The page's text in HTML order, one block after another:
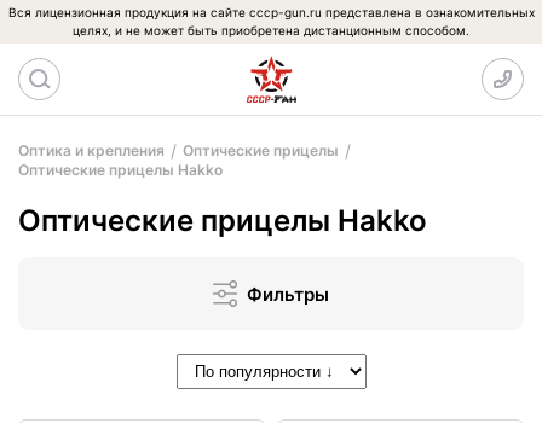
Вся лицензионная продукция на сайте cccp-gun.ru представлена в ознакомительных
целях, и не может быть приобретена дистанционным способом.
Оптика и крепления
Оптические прицелы
Оптические прицелы Hakko
Оптические прицелы Hakko
Фильтры